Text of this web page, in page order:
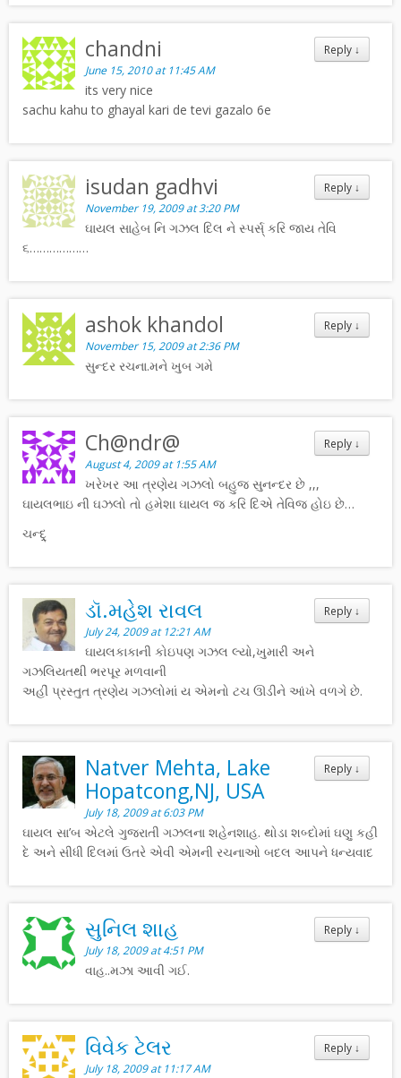
Reply ↓
chandni
June 15, 2010 at 11:45 AM
its very nice
sachu kahu to ghayal kari de tevi gazalo 6e
Reply ↓
isudan gadhvi
November 19, 2009 at 3:20 PM
ઘાયલ સાહેબ નિ ગઝલ દિલ ને સ્પર્સ્ કરિ જાય તેવિ
૬………………
Reply ↓
ashok khandol
November 15, 2009 at 2:36 PM
સુન્દર રચના.મને ખુબ ગમે
Reply ↓
Ch@ndr@
August 4, 2009 at 1:55 AM
ખરેખર આ ત્રણેય ગઝલો બહુજ સુનન્દર છે ,,,
ઘાયલભાઇ ની ઘઝલો તો હમેશા ઘાયલ જ કરિ દિએ તેવિજ હોઇ છે…
ચન્દ્ર્
Reply ↓
ડૉ.મહેશ રાવલ
July 24, 2009 at 12:21 AM
ઘાયલકાકાની કોઇપણ ગઝલ લ્યો,ખુમારી અને
ગઝલિયતથી ભરપૂર મળવાની
અહીં પ્રસ્તુત ત્રણેય ગઝલોમાં ય એમનો ટચ ઊડીને આંખે વળગે છે.
Reply ↓
Natver Mehta, Lake
Hopatcong,NJ, USA
July 18, 2009 at 6:03 PM
ઘાયલ સા’બ એટલે ગુજરાતી ગઝલના શહેનશાહ. થોડા શબ્દોમાં ઘણુ કહી
દે અને સીધી દિલમાં ઉતરે એવી એમની રચનાઓ બદલ આપને ધન્યવાદ
Reply ↓
સુનિલ શાહ
July 18, 2009 at 4:51 PM
વાહ..મઝા આવી ગઈ.
Reply ↓
વિવેક ટેલર
July 18, 2009 at 11:17 AM